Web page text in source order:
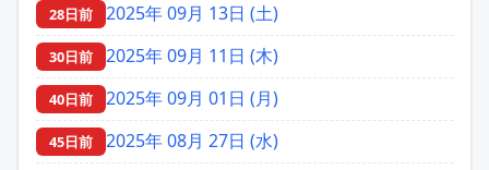
28日前 2025年 09月 13日 (土)
30日前 2025年 09月 11日 (木)
40日前 2025年 09月 01日 (月)
45日前 2025年 08月 27日 (水)